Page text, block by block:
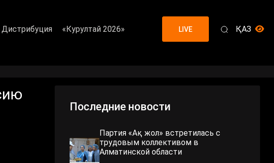
Дистрибуция «Курултай 2026» LIVE ҚАЗ
Последние новости
Партия «Ақ жол» встретилась с
трудовым коллективом в
Алматинской области